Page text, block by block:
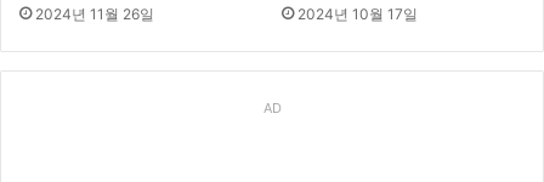
2024년 11월 26일 2024년 10월 17일
AD